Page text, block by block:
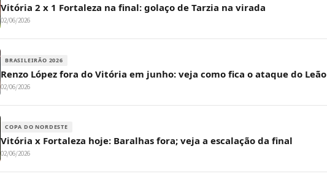
Vitória 2 x 1 Fortaleza na final: golaço de Tarzia na virada
02/06/2026
BRASILEIRÃO 2026
Renzo López fora do Vitória em junho: veja como fica o ataque do Leão
02/06/2026
COPA DO NORDESTE
Vitória x Fortaleza hoje: Baralhas fora; veja a escalação da final
02/06/2026